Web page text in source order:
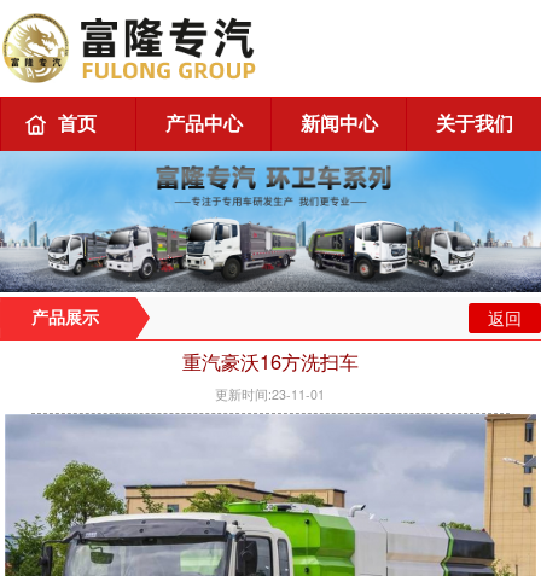
首页 产品中心 新闻中心 关于我们
产品展示 返回
重汽豪沃16方洗扫车
更新时间:23-11-01